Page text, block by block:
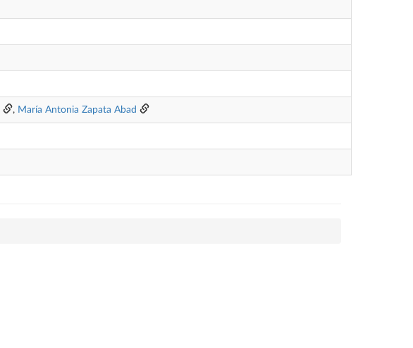
, María Antonia Zapata Abad